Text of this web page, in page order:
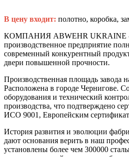
В цену входит: полотно, коробка,
КОМПАНИЯ ABWEHR UKRAINE -
производственное предприятие
современный конкурентный
двери повышенной прочности.
Производственная площадь завода
Расположена в городе Чернигове.
оборудования и технический
производства, что подтверждено
ИСО 9001, Европейским
История развития и эволюции
дают основания верить в наш
установлены более чем 300000